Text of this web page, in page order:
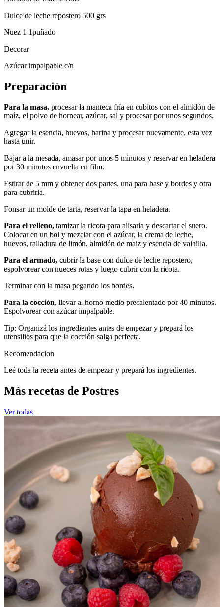
Dulce de leche repostero 500 grs
Nuez 1 1puñado
Decorar
Azúcar impalpable c/n
Preparación
Para la masa, procesar la manteca fría en cubitos con el almidón de
maíz, el polvo de hornear, azúcar, sal y procesar por unos segundos.
Agregar la esencia, huevos, harina y procesar nuevamente, esta vez
hasta unir.
Bajar a la mesada, amasar por unos 5 minutos y reservar en heladera
por 30 minutos envuelta en film.
Estirar de 5 mm y obtener dos partes, una para base y bordes y otra
para cubrirla.
Fonsar un molde de tarta, reservar la tapa en heladera.
Para el relleno, tamizar la ricota para alisarla y descartar el suero.
Colocar en un bol y mezclar con el azúcar, la crema de leche,
huevos, ralladura de limón, almidón de maiz y esencia de vainilla.
Para el armado, cubrir la base con dulce de leche repostero,
espolvorear con nueces rotas y luego cubrir con la ricota.
Terminar con la masa pegando los bordes.
Para la cocción, llevar al horno medio precalentado por 40 minutos.
Espolvorear con azúcar impalpable.
Tip: Organizá los ingredientes antes de empezar y prepará los
utensilios para que la cocción salga perfecta.
Recomendacion
Leé toda la receta antes de empezar y prepará los ingredientes.
Más recetas de Postres
Ver todas